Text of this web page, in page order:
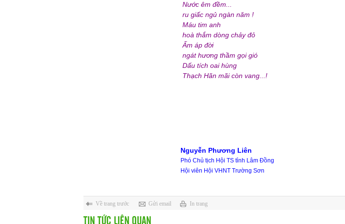
Nước êm đềm...
ru giấc ngủ ngàn năm !
Máu tim anh
hoà thắm dòng chảy đỏ
Ấm áp đời
ngát hương thầm gọi gió
Dấu tích oai hùng
Thạch Hãn mãi còn vang...!
Nguyễn Phương Liên
Phó Chủ tịch Hội TS tỉnh Lâm Đồng
Hội viên Hội VHNT Trường Sơn
Về trang trước Gửi email In trang
TIN TỨC LIÊN QUAN